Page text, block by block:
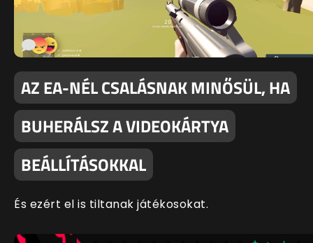
AZ EA-NÉL CSALÁSNAK MINŐSÜL, HA
BUHERÁLSZ A VIDEOKÁRTYA
BEÁLLÍTÁSOKKAL
És ezért el is tiltanak játékosokat.